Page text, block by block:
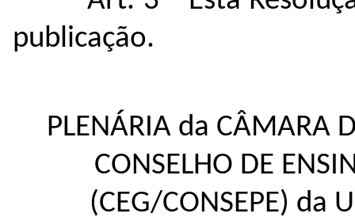
publicação.
PLENÁRIA da CÂMARA
CONSELHO DE
(CEG/CONSEPE) da